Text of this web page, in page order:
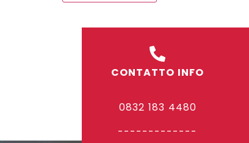
CONTATTO INFO
0832 183 4480
-------------